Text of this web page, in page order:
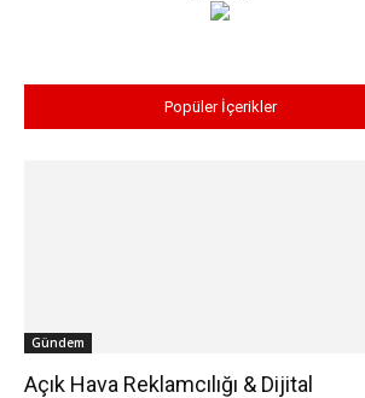
Popüler İçerikler
Gündem
Açık Hava Reklamcılığı & Dijital